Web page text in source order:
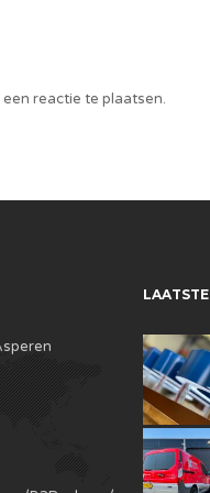
een reactie te plaatsen.